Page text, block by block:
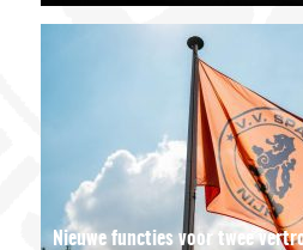
Nieuwe functies voor twee